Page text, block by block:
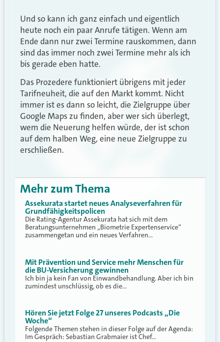
Und so kann ich ganz einfach und eigentlich
heute noch ein paar Anrufe tätigen. Wenn am
Ende dann nur zwei Termine rauskommen, dann
sind das immer noch zwei Termine mehr als ich
bis gerade eben hatte.
Das Prozedere funktioniert übrigens mit jeder
Tarifneuheit, die auf den Markt kommt. Nicht
immer ist es dann so leicht, die Zielgruppe über
Google Maps zu finden, aber wer sich überlegt,
wem die Neuerung helfen würde, der ist schon
auf dem halben Weg, eine neue Zielgruppe zu
erschließen.
Mehr zum Thema
Assekurata startet neues Analyseverfahren für
Grundfähigkeitspolicen
Die Rating-Agentur Assekurata hat sich mit dem
Beratungsunternehmen „Biometrie Expertenservice“
zusammengetan und ein neues Verfahren…
Mit Prävention und Service mehr Menschen für
die BU-Versicherung gewinnen
Ich bin ja kein Fan von Einwandbehandlung. Aber ich bin
zumindest unschlüssig, ob es die…
Hören Sie jetzt Folge 27 unseres Podcasts „Die
Woche“
Folgende Themen stehen in dieser Folge auf der Agenda:
Im Gespräch: Sebastian Grabmaier ist Chef…